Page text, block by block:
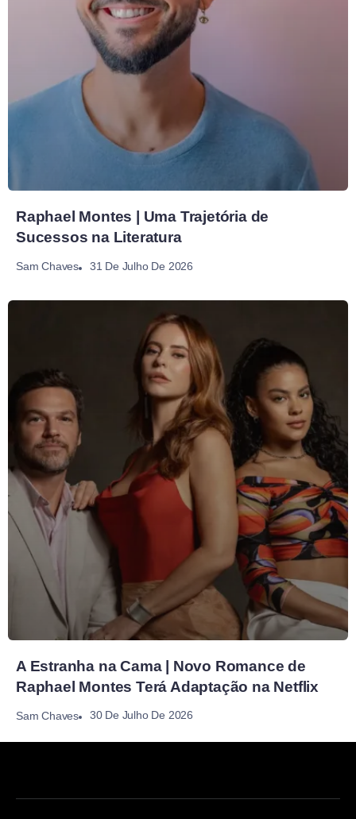
Raphael Montes | Uma Trajetória de
Sucessos na Literatura
Sam Chaves 31 De Julho De 2026
A Estranha na Cama | Novo Romance de
Raphael Montes Terá Adaptação na Netflix
Sam Chaves 30 De Julho De 2026